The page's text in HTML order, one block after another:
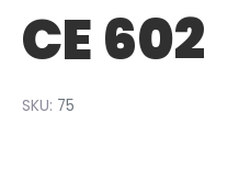
CE 602
SKU: 75